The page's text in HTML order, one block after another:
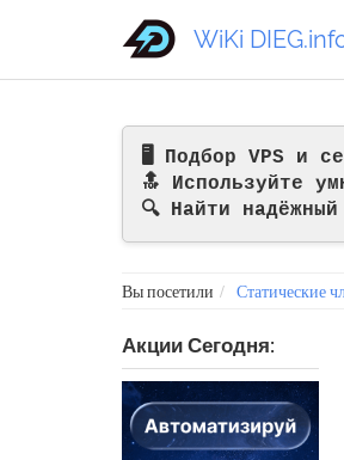
🖥️ Подбор VPS и
🔝 Используйте
🔍 Найти
WiKi
Вы посетили Статические
Акции Сегодня: